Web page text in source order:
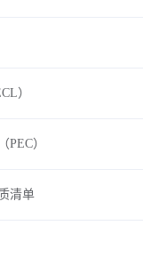
）
）
清单